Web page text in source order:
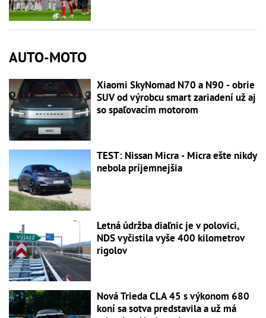
AUTO-MOTO
Xiaomi SkyNomad N70 a N90 - obrie
SUV od výrobcu smart zariadení už aj
so spaľovacím motorom
TEST: Nissan Micra - Micra ešte nikdy
nebola príjemnejšia
Letná údržba diaľnic je v polovici,
NDS vyčistila vyše 400 kilometrov
rigolov
Nová Trieda CLA 45 s výkonom 680
koní sa sotva predstavila a už má